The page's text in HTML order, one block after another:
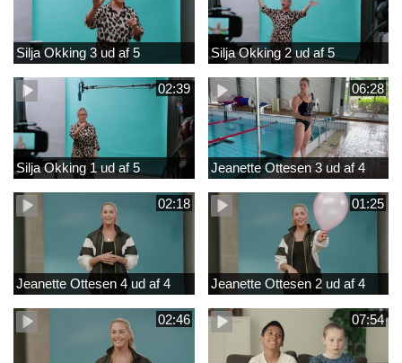
Silja Okking 3 ud af 5 Silja Okking 2 ud af 5
02:39
Silja Okking 1 ud af 5
06:28
Jeanette Ottesen 3 ud af 4
02:18
Jeanette Ottesen 4 ud af 4
01:25
Jeanette Ottesen 2 ud af 4
02:46 07:54